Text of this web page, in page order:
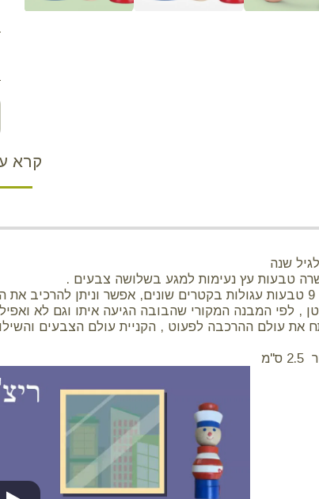
קרא
שנה
טבעות עץ נעימות למגע בשלושה צבעים .
לדמות יש בסיס וראש ועוד 9 טבעות עגולות בקטרים שונים, אפשר
, לפי המבנה המקורי שהבובה הגיעה איתו וגם לא
את עולם ההרכבה לפעוט , הקניית עולם הצבעים